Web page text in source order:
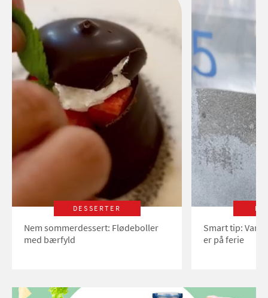
DESSERTER
Nem sommerdessert: Flødeboller
med bærfyld
Smart tip:
er på ferie